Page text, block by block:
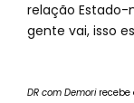
relação Estado-
gente vai, isso
DR com Demori recebe